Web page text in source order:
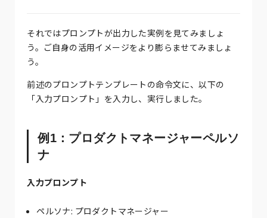
それではプロンプトが出力した実例を見てみましょ
う。ご自身の活用イメージをより膨らませてみましょ
う。
前述のプロンプトテンプレートの命令文に、以下の
「入力プロンプト」を入力し、実行しました。
例1：プロダクトマネージャーペルソ
ナ
入力プロンプト
ペルソナ: プロダクトマネージャー